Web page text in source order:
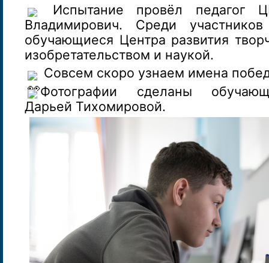
Испытание провёл педагог
Владимирович. Среди
обучающиеся Центра развития
изобретательством и наукой.
Совсем скоро узнаем имена
Фотографии сделаны
Дарьей Тихомировой.